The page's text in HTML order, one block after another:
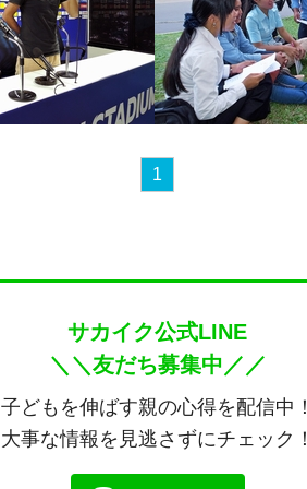
1
サカイク公式LINE
＼＼友だち募集中／／
子どもを伸ばす親の心得を配信中！
大事な情報を見逃さずにチェック！